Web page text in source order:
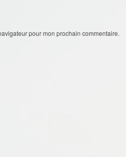
pour mon prochain commentaire.